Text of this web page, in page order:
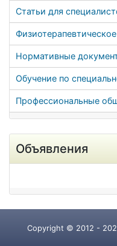
Статьи для
Нормативные
Обучение по
Профессиональные
Объявления
Copyright © 2012 -